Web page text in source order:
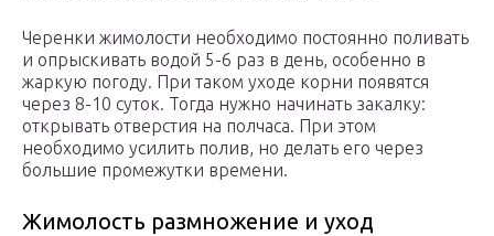
Черенки жимолости необходимо постоянно поливать
и опрыскивать водой 5-6 раз в день, особенно в
жаркую погоду. При таком уходе корни появятся
через 8-10 суток. Тогда нужно начинать закалку:
открывать отверстия на полчаса. При этом
необходимо усилить полив, но делать его через
большие промежутки времени.
Жимолость размножение и уход